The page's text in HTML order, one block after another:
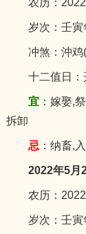
农历：2022
岁次：壬寅
冲煞：沖鸡(
十二值日：
宜：嫁娶,
拆卸
忌 ：纳畜,
2022年5月
农历：2022
岁次：壬寅